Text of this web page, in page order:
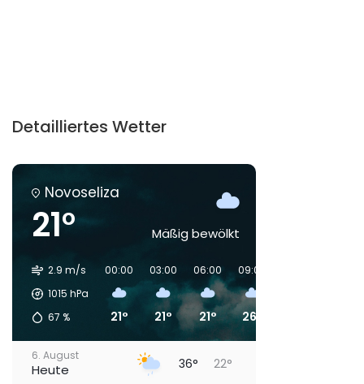
Detailliertes Wetter
Novoseliza
21° Mäßig bewölkt
2.9 m/s
1015 hPa
67 %
00:00
21°
03:00
21°
06:00
21°
09:00
26°
6. August
Heute 36° 22°